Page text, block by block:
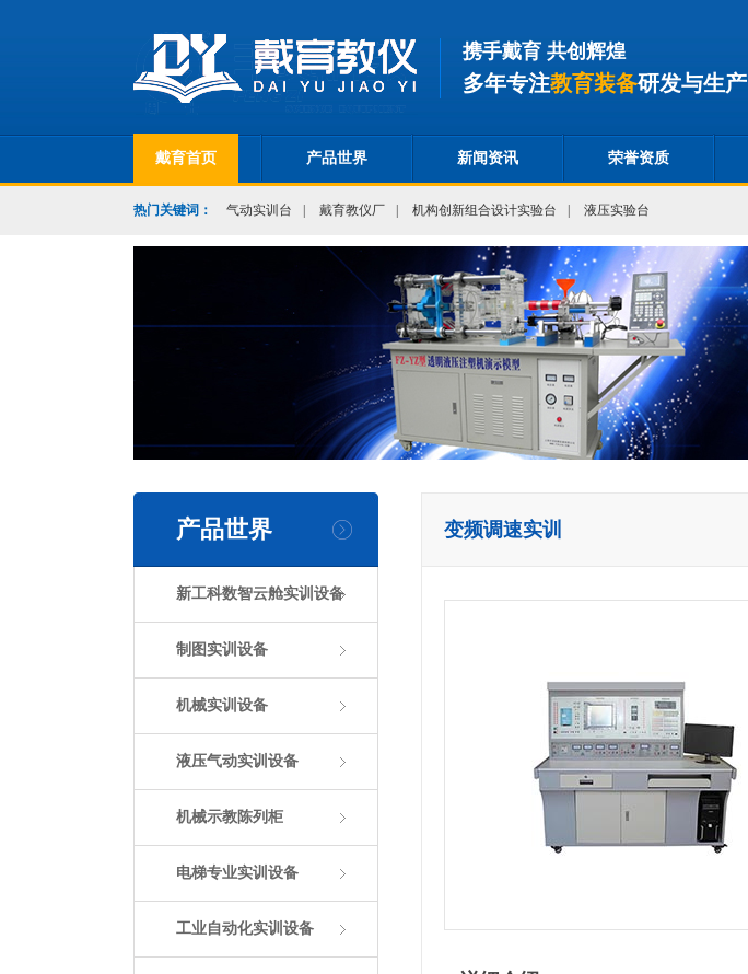
携手戴育 共创辉煌
多年专注教育装备研发与生产
戴育首页 产品世界 新闻资讯 荣誉资质
热门关键词： 气动实训台 戴育教仪厂 机构创新组合设计实验台 液压实验台
产品世界
新工科数智云舱实训设备
制图实训设备
机械实训设备
液压气动实训设备
机械示教陈列柜
电梯专业实训设备
工业自动化实训设备
变频调速实训